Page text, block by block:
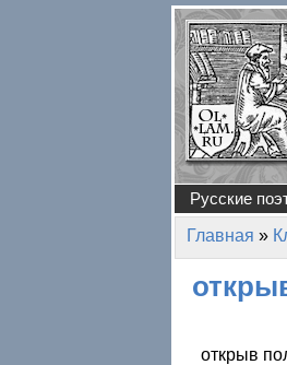
Перейти к основному содержанию
Русские
Вы
Главная »
открыв